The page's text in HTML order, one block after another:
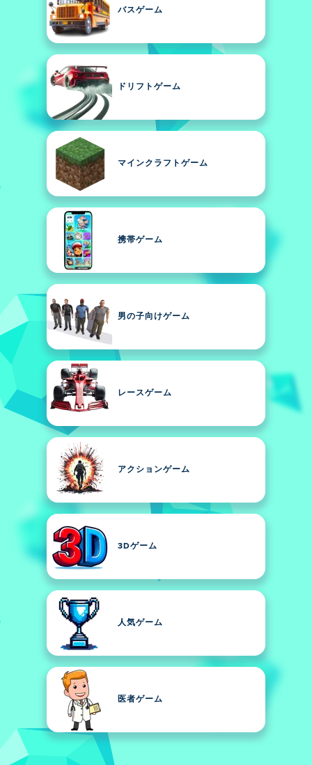
バスゲーム
ドリフトゲーム
マインクラフトゲーム
携帯ゲーム
男の子向けゲーム
レースゲーム
アクションゲーム
3Dゲーム
人気ゲーム
医者ゲーム